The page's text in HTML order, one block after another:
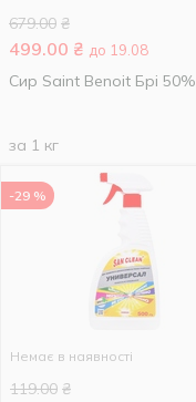
679.00 ₴
499.00 ₴ до 19.08
Сир Saint Benoit Брі 50%
за 1 кг
-29 %
Немає в наявності
119.00 ₴